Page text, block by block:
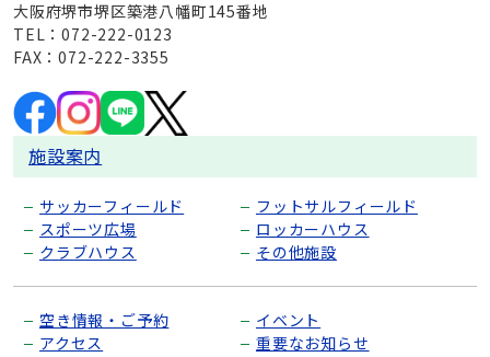
大阪府堺市堺区築港八幡町145番地
TEL：072-222-0123
FAX：072-222-3355
施設案内
サッカーフィールド
フットサルフィールド
スポーツ広場
ロッカーハウス
クラブハウス
その他施設
空き情報・ご予約
イベント
アクセス
重要なお知らせ